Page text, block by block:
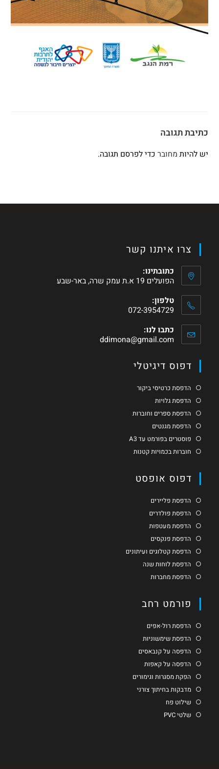
כתיבת תגובה
יש להיות מחובר כדי לפרסם תגובה.
צרו איתנו קשר
כתובתינו:
הפועלים 19 א.ת עמק שרה, באר-שבע
טלפון:
072-3954729
כתבו לנו:
ddimona@gmail.com
דפוס דיגיטלי
הדפסת כרטיסי ביקור
הדפסת גלויות
הדפסת ספרים וחוברות
הדפסת מגנטים
פוסטרים בפורמט עד A3
חוברות בכמויות קטנות
דפוס אופסט
הדפסת פליירים
הדפסת פולדרים
הדפסת מעטפות
הדפסת פנקסים
הדפסת קטלוגים ועיתונים
הדפסת לוחות שנה
הדפסת מחברות
פורמט רחב
הדפסת רול-אפים
הדפסת שימשוניות
הדפסה על קנבאסים
הדפסה על קאפות
הפקת מסגרות וגימורים
מדבקות בחיתוך צורני
שילוט פח
שלטי PVC